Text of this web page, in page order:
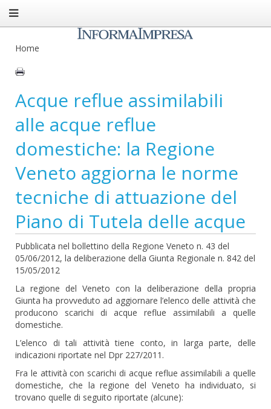
Home
Acque reflue assimilabili
alle acque reflue
domestiche: la Regione
Veneto aggiorna le norme
tecniche di attuazione del
Piano di Tutela delle acque
Pubblicata nel bollettino della Regione Veneto n. 43 del
05/06/2012, la deliberazione della Giunta Regionale n. 842 del
15/05/2012
La regione del Veneto con la deliberazione della propria
Giunta ha provveduto ad aggiornare l’elenco delle attività che
producono scarichi di acque reflue assimilabili a quelle
domestiche.
L’elenco di tali attività tiene conto, in larga parte, delle
indicazioni riportate nel Dpr 227/2011.
Fra le attività con scarichi di acque reflue assimilabili a quelle
domestiche, che la regione del Veneto ha individuato, si
trovano quelle di seguito riportate (alcune):